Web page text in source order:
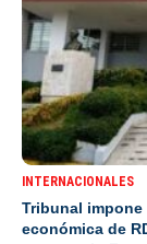
INTERNACIONALES
Tribunal
económica de